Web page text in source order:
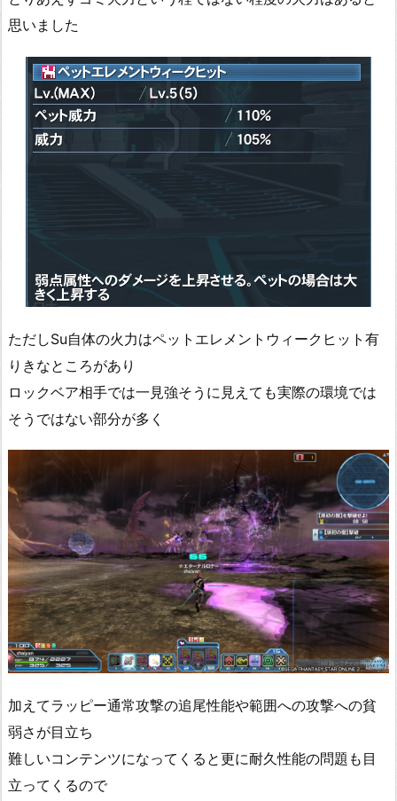
思いました
ただしSu自体の火力はペットエレメントウィークヒット有
りきなところがあり
ロックベア相手では一見強そうに見えても実際の環境では
そうではない部分が多く
加えてラッピー通常攻撃の追尾性能や範囲への攻撃への貧
弱さが目立ち
難しいコンテンツになってくると更に耐久性能の問題も目
立ってくるので